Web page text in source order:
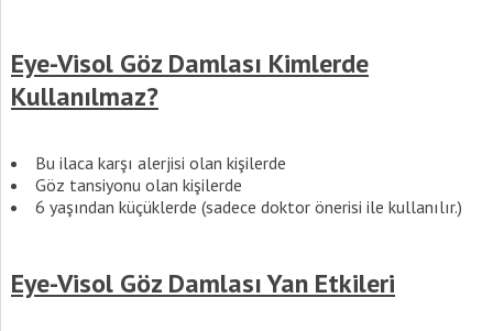
Eye-Visol Göz Damlası Kimlerde
Kullanılmaz?
Bu ilaca karşı alerjisi olan kişilerde
Göz tansiyonu olan kişilerde
6 yaşından küçüklerde (sadece doktor önerisi ile kullanılır.)
Eye-Visol Göz Damlası Yan Etkileri